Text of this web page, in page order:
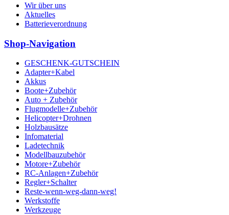
Wir über uns
Aktuelles
Batterieverordnung
Shop-Navigation
GESCHENK-GUTSCHEIN
Adapter+Kabel
Akkus
Boote+Zubehör
Auto + Zubehör
Flugmodelle+Zubehör
Helicopter+Drohnen
Holzbausätze
Infomaterial
Ladetechnik
Modellbauzubehör
Motore+Zubehör
RC-Anlagen+Zubehör
Regler+Schalter
Reste-wenn-weg-dann-weg!
Werkstoffe
Werkzeuge